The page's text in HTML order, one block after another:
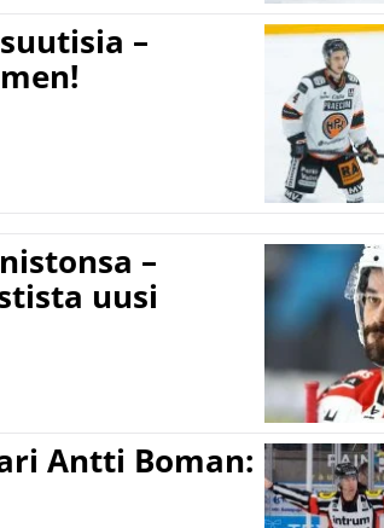
–
–
uusi
Antti Boman: